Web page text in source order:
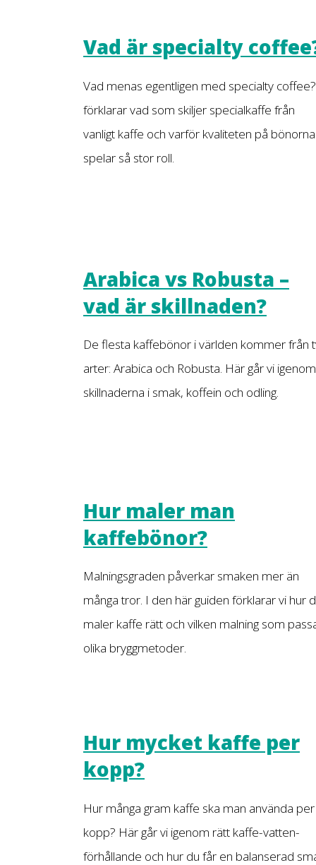
Vad är specialty
Vad menas egentligen med specialty
förklarar vad som skiljer specialkaffe från
vanligt kaffe och varför kvaliteten på bönorna
spelar så stor roll.
Arabica vs Robusta –
vad är skillnaden?
De flesta kaffebönor i världen kommer från
arter: Arabica och Robusta. Här går vi igenom
skillnaderna i smak, koffein och odling.
Hur maler man
kaffebönor?
Malningsgraden påverkar smaken mer än
många tror. I den här guiden förklarar vi hur
maler kaffe rätt och vilken malning som
olika bryggmetoder.
Hur mycket kaffe per
kopp?
Hur många gram kaffe ska man använda per
kopp? Här går vi igenom rätt kaffe-vatten-
förhållande och hur du får en balanserad